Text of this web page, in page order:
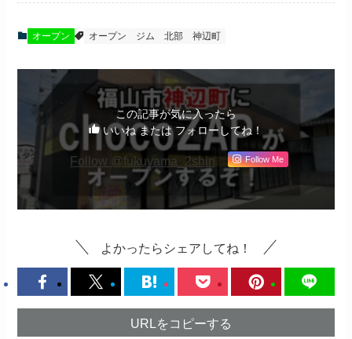
オープン オープン ジム 北部 神辺町
この記事が気に入ったら
いいね または フォローしてね！
Follow @fukuyama_2shin Follow Me
よかったらシェアしてね！
URLをコピーする